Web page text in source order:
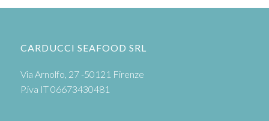
CARDUCCI SEAFOOD SRL
Via Arnolfo, 27 -50121 Firenze
P.iva IT 06673430481